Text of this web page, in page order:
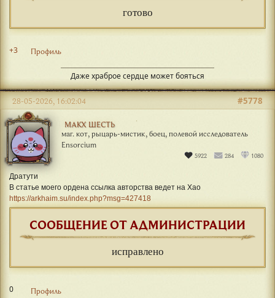
готово
+3 Профиль
Даже храброе сердце может бояться
МАКХ ШЕСТЬ
маг. кот, рыцарь-мистик, боец, полевой исследователь
Ensorcium
5922 284 1080
#5778
28-05-2026, 16:02:04
Дратути
В статье моего ордена ссылка авторства ведет на Хао
https://arkhaim.su/index.php?msg=427418
СООБЩЕНИЕ ОТ АДМИНИСТРАЦИИ
исправлено
0 Профиль